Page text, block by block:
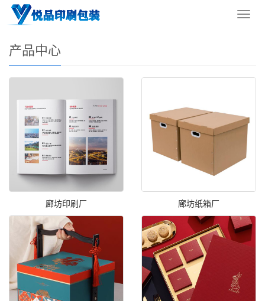
导
您的位置：网站首页>
产品中心
廊坊印刷厂 廊坊纸箱厂